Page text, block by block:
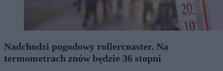
Nadchodzi pogodowy rollercoaster. Na
termometrach znów będzie 36 stopni